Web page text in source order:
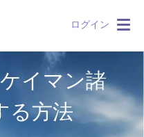
ログイン
イマン諸
る方法